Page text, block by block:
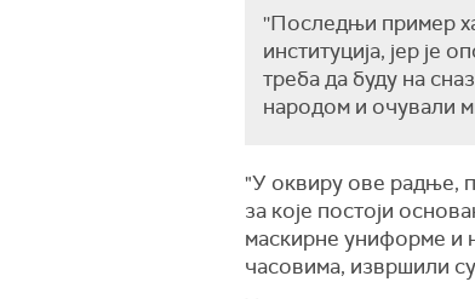
''Последњи пример
институција, јер је
треба да буду на
народом и очували
"У оквиру ове радње,
за које постоји
маскирне униформе и
часовима, извршили